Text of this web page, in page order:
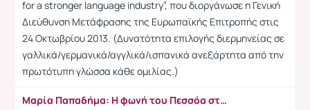
for a stronger language industry”, που διοργάνωσε η Γενική
Διεύθυνση Μετάφρασης της Ευρωπαϊκής Επιτροπής στις
24 Οκτωβρίου 2013. (Δυνατότητα επιλογής διερμηνείας σε
γαλλικά/γερμανικά/αγγλικά/ισπανικά ανεξάρτητα από την
πρωτότυπη γλώσσα κάθε ομιλίας.)
Μαρία Παπαδήμα: Η φωνή του Πεσσόα στα ελληνικά μιλάει στην A.V. (video)